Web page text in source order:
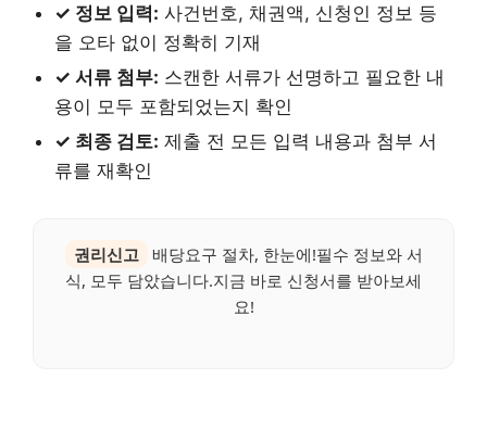
✓ 정보 입력: 사건번호, 채권액, 신청인 정보 등
을 오타 없이 정확히 기재
✓ 서류 첨부: 스캔한 서류가 선명하고 필요한 내
용이 모두 포함되었는지 확인
✓ 최종 검토: 제출 전 모든 입력 내용과 첨부 서
류를 재확인
권리신고
배당요구 절차, 한눈에!필수 정보와 서
식, 모두 담았습니다.지금 바로 신청서를 받아보세
요!